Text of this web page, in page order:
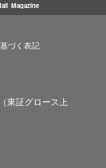
Magazine
づく表記
東証グロース上